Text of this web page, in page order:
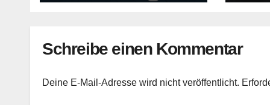
Schreibe einen Kommentar
Deine E-Mail-Adresse wird nicht veröffentlicht.